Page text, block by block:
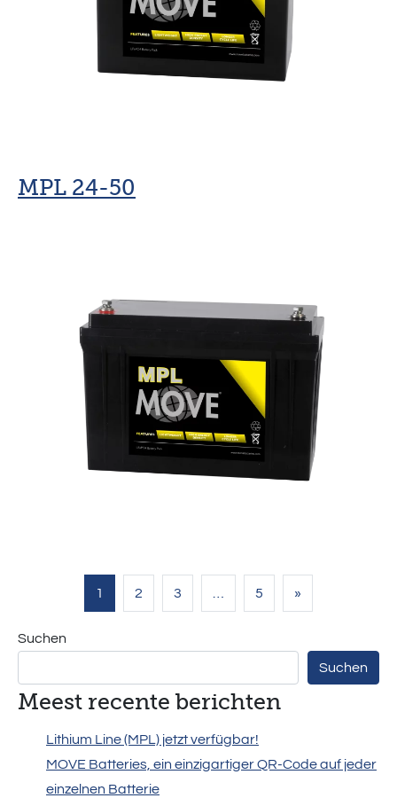
MPL 24-50
Beitragsnavigation
1 2 3 5 »
Suchen
Suchen
Meest recente berichten
Lithium Line (MPL) jetzt verfügbar!
MOVE Batteries, ein einzigartiger QR-Code auf jeder
einzelnen Batterie